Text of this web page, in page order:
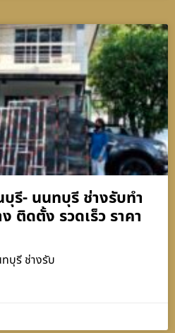
รี- นนทบุรี ช่างรับทำ
ติดตั้ง รวดเร็ว ราคา
บุรี ช่างรับ